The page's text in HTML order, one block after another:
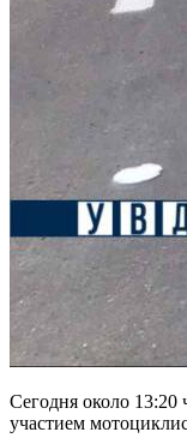
Сегодня около
участием